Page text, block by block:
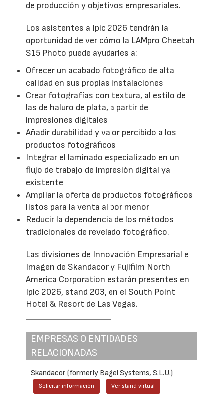
de producción y objetivos empresariales.
Los asistentes a Ipic 2026 tendrán la
oportunidad de ver cómo la LAMpro Cheetah
S15 Photo puede ayudarles a:
Ofrecer un acabado fotográfico de alta
calidad en sus propias instalaciones
Crear fotografías con textura, al estilo de
las de haluro de plata, a partir de
impresiones digitales
Añadir durabilidad y valor percibido a los
productos fotográficos
Integrar el laminado especializado en un
flujo de trabajo de impresión digital ya
existente
Ampliar la oferta de productos fotográficos
listos para la venta al por menor
Reducir la dependencia de los métodos
tradicionales de revelado fotográfico.
Las divisiones de Innovación Empresarial e
Imagen de Skandacor y Fujifilm North
America Corporation estarán presentes en
Ipic 2026, stand 203, en el South Point
Hotel & Resort de Las Vegas.
EMPRESAS O ENTIDADES
RELACIONADAS
Skandacor (formerly Bagel Systems, S.L.U.)
Solicitar información Ver stand virtual